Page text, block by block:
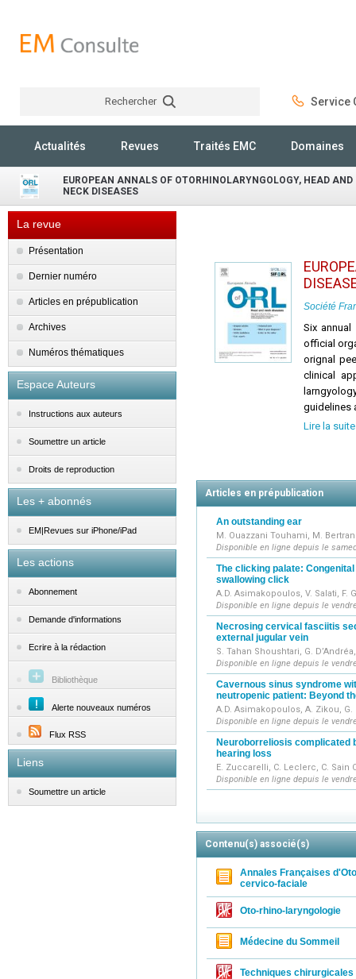
Rechercher Service
Actualités Revues Traités EMC Domaines
EUROPEAN ANNALS OF OTORHINOLARYNGOLOGY, HEAD AND
NECK DISEASES
La revue
Présentation
Dernier numéro
Articles en prépublication
Archives
Numéros thématiques
Espace Auteurs
Instructions aux auteurs
Soumettre un article
Droits de reproduction
Les + abonnés
EM|Revues sur iPhone/iPad
Les actions
Abonnement
Demande d'informations
Ecrire à la rédaction
Bibliothèque
Alerte nouveaux numéros
Flux RSS
Liens
Soumettre un article
Société
Six
official
orignal
clinical
guidelines
Lire la suite
Articles en prépublication
An outstanding ear
M. Ouazzani Touhami, M.
Disponible en ligne depuis le
The clicking palate:
swallowing click
A.D. Asimakopoulos, V. Salati, F.
Disponible en ligne depuis le
Necrosing cervical fasciitis
external jugular vein
S. Tahan Shoushtari, G.
Disponible en ligne depuis le
Cavernous sinus syndrome
neutropenic patient: Beyond
A.D. Asimakopoulos, A. Zikou,
Disponible en ligne depuis le
Neuroborreliosis complicated
hearing loss
E. Zuccarelli, C. Leclerc, C. Sain
Disponible en ligne depuis le
Contenu(s) associé(s)
Annales Françaises
cervico-faciale
Oto-rhino-laryngologie
Médecine du Sommeil
Techniques chirurgicales